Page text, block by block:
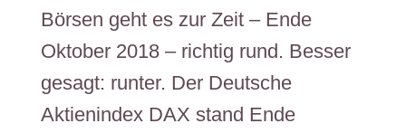
Börsen geht es zur Zeit – Ende
Oktober 2018 – richtig rund. Besser
gesagt: runter. Der Deutsche
Aktienindex DAX stand Ende